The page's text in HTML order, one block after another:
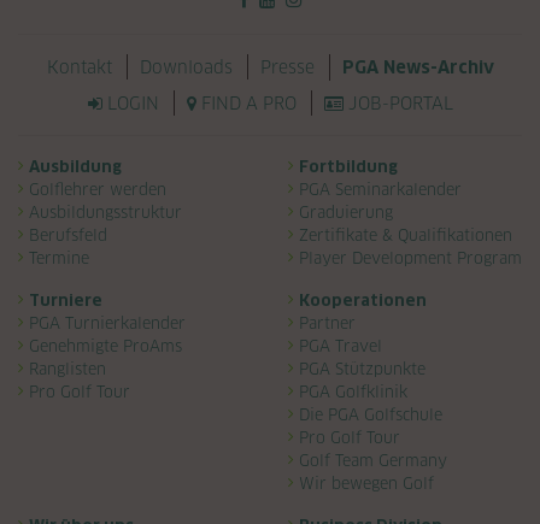
Navigation überspringen
Kontakt Downloads Presse PGA News-Archiv
LOGIN FIND A PRO JOB-PORTAL
Navigation überspringen
Ausbildung
Golflehrer werden
Ausbildungsstruktur
Berufsfeld
Termine
Fortbildung
PGA Seminarkalender
Graduierung
Zertifikate & Qualifikationen
Player Development Program
Turniere
PGA Turnierkalender
Genehmigte ProAms
Ranglisten
Pro Golf Tour
Kooperationen
Partner
PGA Travel
PGA Stützpunkte
PGA Golfklinik
Die PGA Golfschule
Pro Golf Tour
Golf Team Germany
Wir bewegen Golf